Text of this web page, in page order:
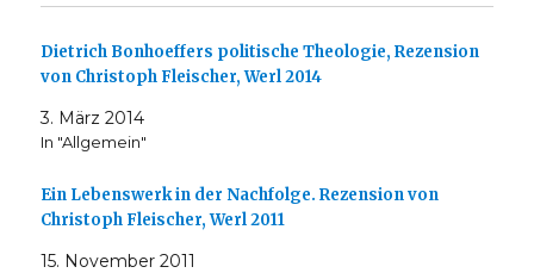
Dietrich Bonhoeffers politische Theologie, Rezension
von Christoph Fleischer, Werl 2014
3. März 2014
In "Allgemein"
Ein Lebenswerk in der Nachfolge. Rezension von
Christoph Fleischer, Werl 2011
15. November 2011